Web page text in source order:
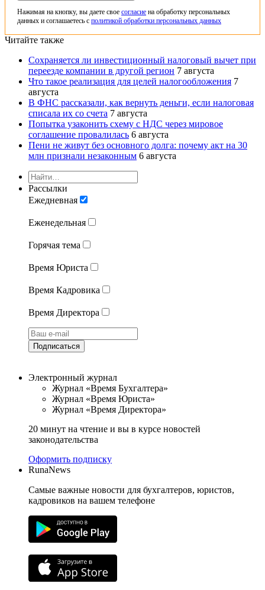
Нажимая на кнопку, вы даете свое согласие на обработку персональных
данных и соглашаетесь с политикой обработки персональных данных
Читайте также
Сохраняется ли инвестиционный налоговый вычет при
переезде компании в другой регион 7 августа
Что такое реализация для целей налогообложения 7
августа
В ФНС рассказали, как вернуть деньги, если налоговая
списала их со счета 7 августа
Попытка узаконить схему с НДС через мировое
соглашение провалилась 6 августа
Пени не живут без основного долга: почему акт на 30
млн признали незаконным 6 августа
Рассылки
Ежедневная
Еженедельная
Горячая тема
Время Юриста
Время Кадровика
Время Директора
Подписаться
Электронный журнал
Журнал «Время Бухгалтера»
Журнал «Время Юриста»
Журнал «Время Директора»
20 минут на чтение и вы в курсе новостей
законодательства
Оформить подписку
RunaNews
Самые важные новости для бухгалтеров, юристов,
кадровиков на вашем телефоне